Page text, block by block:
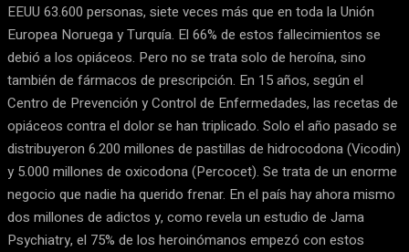
EEUU 63.600 personas, siete veces más que en toda la Unión
Europea Noruega y Turquía. El 66% de estos fallecimientos se
debió a los opiáceos. Pero no se trata solo de heroína, sino
también de fármacos de prescripción. En 15 años, según el
Centro de Prevención y Control de Enfermedades, las recetas de
opiáceos contra el dolor se han triplicado. Solo el año pasado se
distribuyeron 6.200 millones de pastillas de hidrocodona (Vicodin)
y 5.000 millones de oxicodona (Percocet). Se trata de un enorme
negocio que nadie ha querido frenar. En el país hay ahora mismo
dos millones de adictos y, como revela un estudio de Jama
Psychiatry, el 75% de los heroinómanos empezó con estos